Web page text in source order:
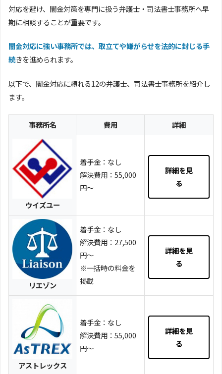
対応を避け、闇金対策を専門に扱う弁護士・司法書士事務所へ早
期に相談することが重要です。
闇金対応に強い事務所では、取立てや嫌がらせを法的に封じる手
続きを進められます。
以下で、闇金対応に頼れる12の弁護士、司法書士事務所を紹介し
ます。
事務所名 費用 詳細
ウイズユー
着手金：なし
解決費用：55,000
円～
詳細を見
る
リエゾン
着手金：なし
解決費用：27,500
円～
※一括時の料金を
掲載
詳細を見
る
アストレックス
着手金：なし
解決費用：55,000
円～
詳細を見
る